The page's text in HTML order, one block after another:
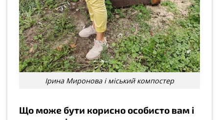
Ірина Миронова і міський компостер
Що може бути корисно особисто вам і